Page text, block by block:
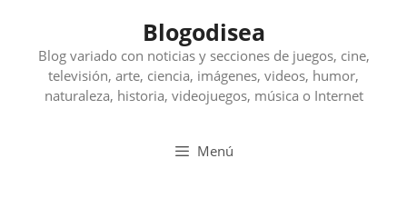
contenido
Blogodisea
Blog variado con noticias y secciones de juegos, cine,
televisión, arte, ciencia, imágenes, videos, humor,
naturaleza, historia, videojuegos, música o Internet
Menú